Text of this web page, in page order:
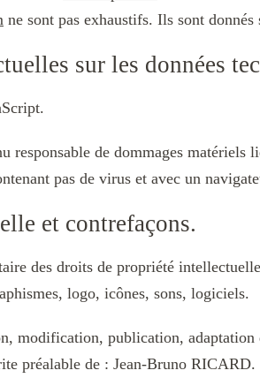
ne sont pas exhaustifs. Ils sont
sur les données
responsable de dommages
pas de virus et avec un
et contrefaçons.
des droits de propriété
logo, icônes, sons, logiciels.
modification, publication,
préalable de : Jean-Bruno RICARD.